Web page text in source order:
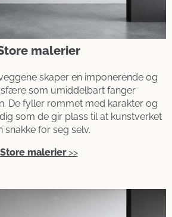
malerier
skaper en imponerende og
som umiddelbart fanger
De fyller rommet med karakter og
som de gir plass til at kunstverket
snakke for seg selv.
Store malerier>>